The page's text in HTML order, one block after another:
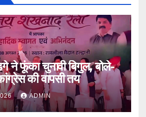
ने फूंका चुनावी बिगुल, बोले-
की वापसी तय
ADMIN